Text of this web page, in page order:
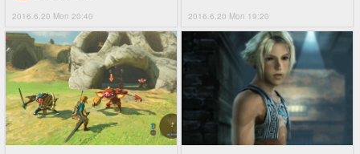
2016.6.20 Mon 20:40 2016.6.20 Mon 19:20